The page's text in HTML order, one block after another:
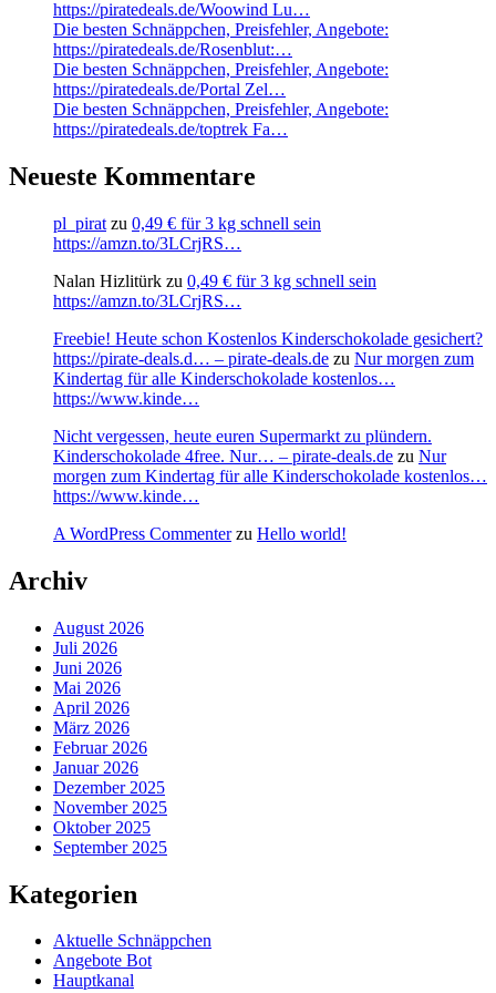
https://piratedeals.de/Woowind Lu…
Die besten Schnäppchen, Preisfehler, Angebote:
https://piratedeals.de/Rosenblut:…
Die besten Schnäppchen, Preisfehler, Angebote:
https://piratedeals.de/Portal Zel…
Die besten Schnäppchen, Preisfehler, Angebote:
https://piratedeals.de/toptrek Fa…
Neueste Kommentare
pl_pirat zu 0,49 € für 3 kg schnell sein
https://amzn.to/3LCrjRS…
Nalan Hizlitürk zu 0,49 € für 3 kg schnell sein
https://amzn.to/3LCrjRS…
Freebie! Heute schon Kostenlos Kinderschokolade gesichert?
https://pirate-deals.d… – pirate-deals.de zu Nur morgen zum
Kindertag für alle Kinderschokolade kostenlos…
https://www.kinde…
Nicht vergessen, heute euren Supermarkt zu plündern.
Kinderschokolade 4free. Nur… – pirate-deals.de zu Nur
morgen zum Kindertag für alle Kinderschokolade kostenlos…
https://www.kinde…
A WordPress Commenterzu Hello world!
Archiv
August 2026
Juli 2026
Juni 2026
Mai 2026
April 2026
März 2026
Februar 2026
Januar 2026
Dezember 2025
November 2025
Oktober 2025
September 2025
Kategorien
Aktuelle Schnäppchen
Angebote Bot
Hauptkanal